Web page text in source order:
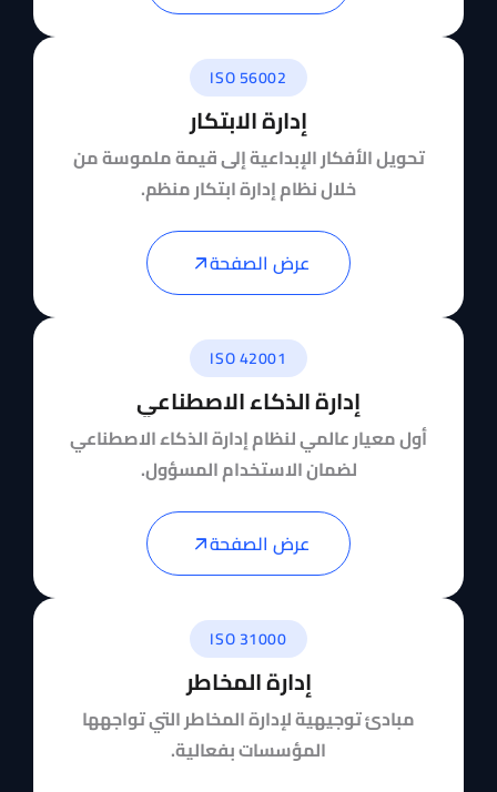
ISO 56002
إدارة الابتكار
تحويل الأفكار الإبداعية إلى قيمة ملموسة من
خلال نظام إدارة ابتكار منظم.
عرض الصفحة
ISO 42001
إدارة الذكاء الاصطناعي
أول معيار عالمي لنظام إدارة الذكاء الاصطناعي
لضمان الاستخدام المسؤول.
عرض الصفحة
ISO 31000
إدارة المخاطر
مبادئ توجيهية لإدارة المخاطر التي تواجهها
المؤسسات بفعالية.